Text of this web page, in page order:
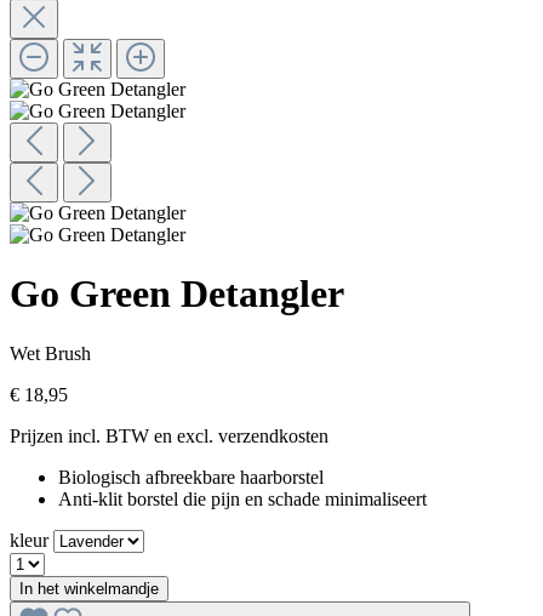
Go Green Detangler
Wet Brush
€ 18,95
Prijzen incl. BTW en excl. verzendkosten
Biologisch afbreekbare haarborstel
Anti-klit borstel die pijn en schade minimaliseert
kleur
In het winkelmandje